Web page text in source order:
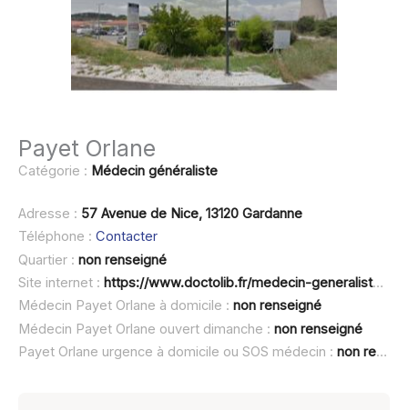
Payet Orlane
Catégorie : Médecin généraliste
Adresse : 57 Avenue de Nice, 13120 Gardanne
Téléphone : Contacter
Quartier : non renseigné
Site internet : https://www.doctolib.fr/medecin-generaliste/gardanne/orlane-payet
Médecin Payet Orlane à domicile : non renseigné
Médecin Payet Orlane ouvert dimanche : non renseigné
Payet Orlane urgence à domicile ou SOS médecin : non renseigné